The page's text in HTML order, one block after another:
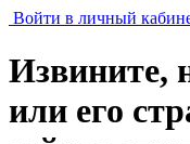
Войти в личный
Извините,
или его